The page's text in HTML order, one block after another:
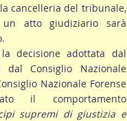
cancelleria del tribunale,
atto giudiziario sarà
decisione adottata dal
dal Consiglio Nazionale
Nazionale Forense
il comportamento
supremi di giustizia e